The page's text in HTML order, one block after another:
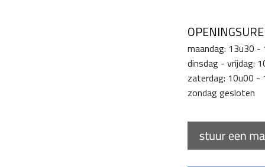
maandag: 13u30 -
dinsdag - vrijdag:
zaterdag: 10u00 -
zondag gesloten